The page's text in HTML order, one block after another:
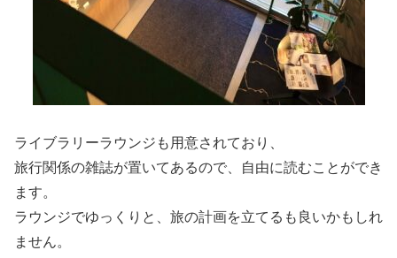
ライブラリーラウンジも用意されており、
旅行関係の雑誌が置いてあるので、自由に読むことができ
ます。
ラウンジでゆっくりと、旅の計画を立てるも良いかもしれ
ません。